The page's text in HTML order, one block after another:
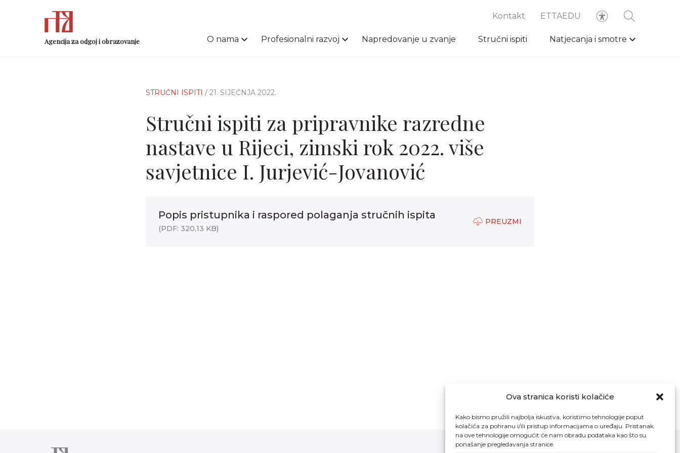
Ova stranica koristi kolačiće
Kako bismo pružili najbolja iskustva, koristimo tehnologije poput
kolačića za pohranu i/ili pristup informacijama o uređaju. Pristanak
na ove tehnologije omogućit će nam obradu podataka kao što su
ponašanje pregledavanja stranice.
Agencija za odgoj i obrazovanje
Kontakt ETTAEDU
O nama Profesionalni razvoj Napredovanje u zvanje Stručni ispiti Natjecanja i smotre
STRUČNI ISPITI / 21. SIJEČNJA 2022.
Stručni ispiti za pripravnike razredne
nastave u Rijeci, zimski rok 2022. više
savjetnice I. Jurjević-Jovanović
Popis pristupnika i raspored polaganja stručnih ispita
(PDF: 320,13 KB)
PREUZMI